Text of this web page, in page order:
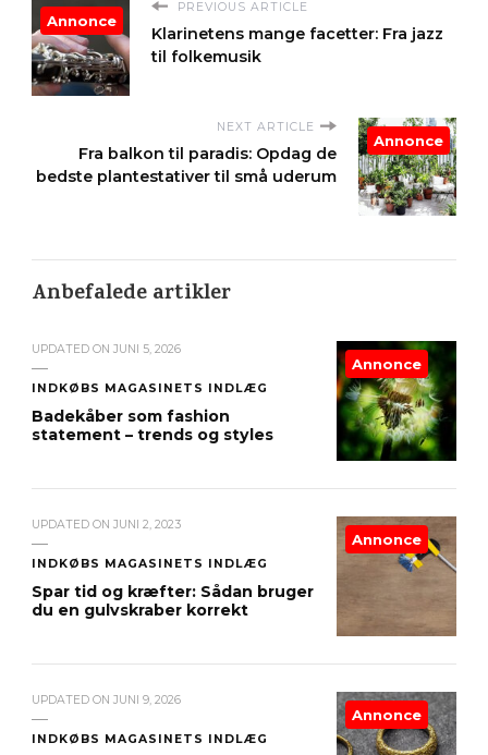
PREVIOUS ARTICLE
Klarinetens mange facetter: Fra jazz
til folkemusik
Annonce
NEXT ARTICLE
Fra balkon til paradis: Opdag de
bedste plantestativer til små uderum
Annonce
Anbefalede artikler
UPDATED ON JUNI 5, 2026
INDKØBS MAGASINETS INDLÆG
Badekåber som fashion
statement – trends og styles
Annonce
UPDATED ON JUNI 2, 2023
INDKØBS MAGASINETS INDLÆG
Spar tid og kræfter: Sådan bruger
du en gulvskraber korrekt
Annonce
UPDATED ON JUNI 9, 2026
INDKØBS MAGASINETS INDLÆG
Annonce